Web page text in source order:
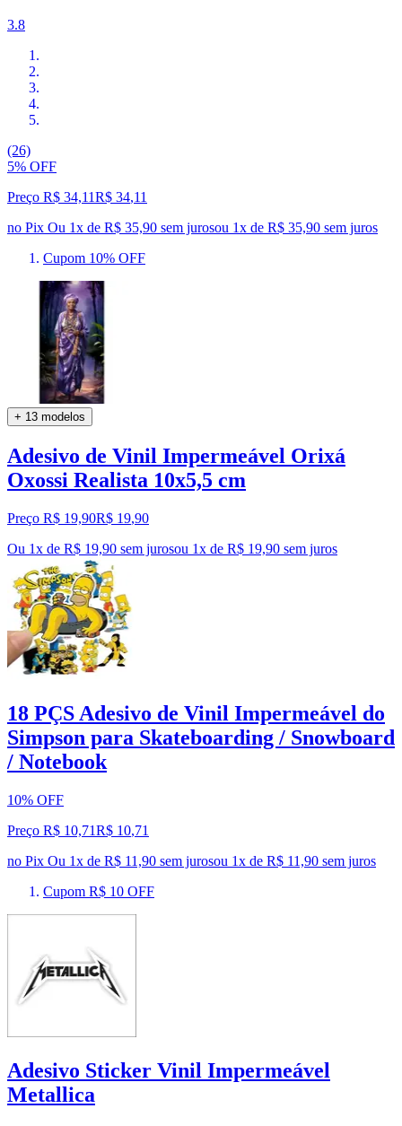
3.8
(26)
5% OFF
Preço R$ 34,11R$ 34,11
no Pix Ou 1x de R$ 35,90 sem jurosou 1x de R$ 35,90 sem juros
Cupom 10% OFF
+ 13 modelos
Adesivo de Vinil Impermeável Orixá
Oxossi Realista 10x5,5 cm
Preço R$ 19,90R$ 19,90
Ou 1x de R$ 19,90 sem jurosou 1x de R$ 19,90 sem juros
18 PÇS Adesivo de Vinil Impermeável do
Simpson para Skateboarding / Snowboard
/ Notebook
10% OFF
Preço R$ 10,71R$ 10,71
no Pix Ou 1x de R$ 11,90 sem jurosou 1x de R$ 11,90 sem juros
Cupom R$ 10 OFF
Adesivo Sticker Vinil Impermeável
Metallica